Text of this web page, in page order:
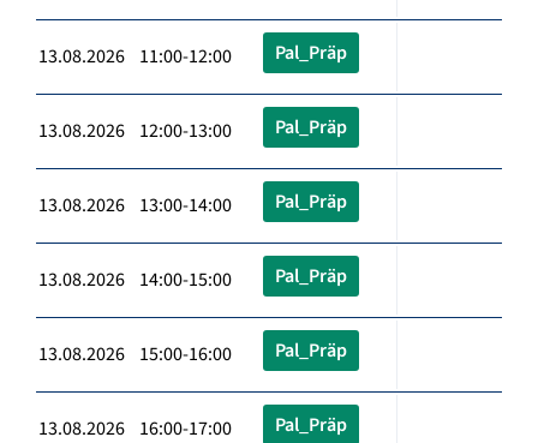
13.08.2026 11:00-12:00 Pal_Präp
13.08.2026 12:00-13:00 Pal_Präp
13.08.2026 13:00-14:00 Pal_Präp
13.08.2026 14:00-15:00 Pal_Präp
13.08.2026 15:00-16:00 Pal_Präp
13.08.2026 16:00-17:00 Pal_Präp